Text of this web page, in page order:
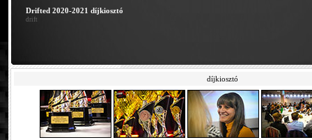
Drifted 2020-2021 díjkiosztó
drift
díjkiosztó